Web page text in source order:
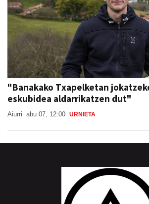
"Banakako Txapelketan
eskubidea aldarrikatzen dut"
Aiurri abu 07, 12:00 URNIETA